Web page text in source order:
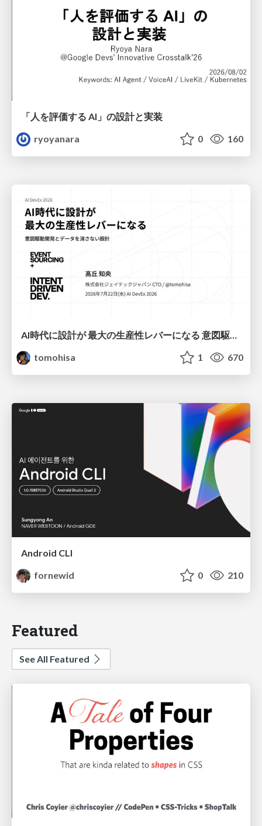
「人を評価する AI」の 設計と実装
ryoyanara
0 160
tomohisa
1 670
Android CLI
fornewid
0 210
Featured
See All Featured